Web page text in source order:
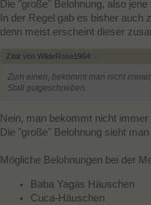
Die "große" Belohnung, also
In der Regel gab es bisher
denn meist erscheint dieser
Zitat von WildeRose1964: ↑
Zum einen, bekommt man nicht
Stall gutgeschrieben.
Nein, man bekommt nicht immer
Die "große" Belohnung sieht
Mögliche Belohnungen bei der
Baba Yagas Häuschen
Cuca-Häuschen